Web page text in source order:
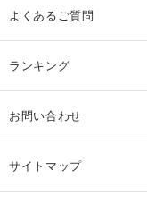
よくあるご質問
ランキング
お問い合わせ
サイトマップ